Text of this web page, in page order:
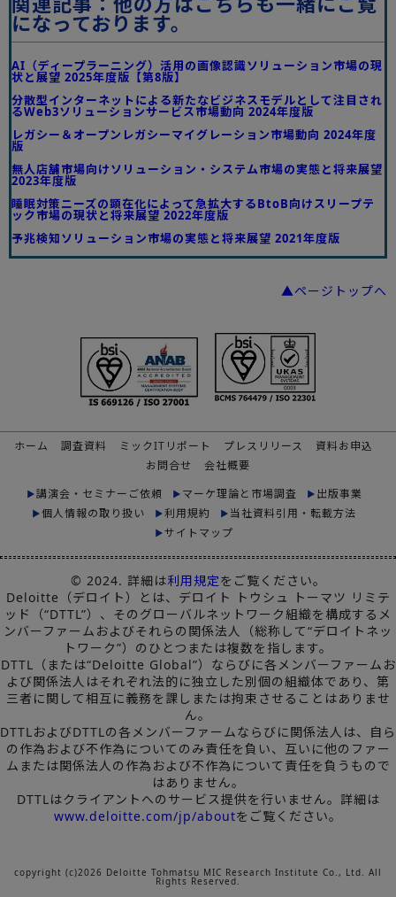
になっております。
AI（ディープラーニング）活用の画像認識ソリューション市場の現
状と展望 2025年度版【第8版】
分散型インターネットによる新たなビジネスモデルとして注目され
るWeb3ソリューションサービス市場動向 2024年度版
レガシー＆オープンレガシーマイグレーション市場動向 2024年度
版
無人店舗市場向けソリューション・システム市場の実態と将来展望
2023年度版
睡眠対策ニーズの顕在化によって急拡大するBtoB向けスリープテ
ック市場の現状と将来展望 2022年度版
予兆検知ソリューション市場の実態と将来展望 2021年度版
▲ページトップへ
ホーム 調査資料 ミックITリポート プレスリリース
資料お申込
お問合せ
会社概要
講演会・セミナーご依頼
マーケ理論と市場調査
出版事業
個人情報の取り扱い
利用規約
当社資料引用・転載方法
サイトマップ
© 2024. 詳細は利用規定をご覧ください。
Deloitte（デロイト）とは、デロイト トウシュ トーマツ リミテ
ッド（“DTTL”）、そのグローバルネットワーク組織を構成するメ
ンバーファームおよびそれらの関係法人（総称して“デロイトネッ
トワーク”）のひとつまたは複数を指します。
DTTL（または“Deloitte Global”）ならびに各メンバーファームお
よび関係法人はそれぞれ法的に独立した別個の組織体であり、第
三者に関して相互に義務を課しまたは拘束させることはありませ
ん。
DTTLおよびDTTLの各メンバーファームならびに関係法人は、自ら
の作為および不作為についてのみ責任を負い、互いに他のファー
ムまたは関係法人の作為および不作為について責任を負うもので
はありません。
DTTLはクライアントへのサービス提供を行いません。詳細は
www.deloitte.com/jp/aboutをご覧ください。
copyright (c)2026 Deloitte Tohmatsu MIC Research Institute Co., Ltd. All
Rights Reserved.